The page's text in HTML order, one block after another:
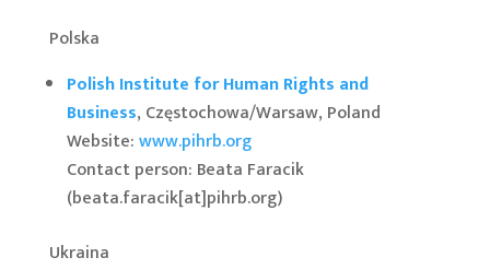
Polska
Polish Institute for Human Rights and
Business, Częstochowa/Warsaw, Poland
Website:www.pihrb.org
Contact person: Beata Faracik
(beata.faracik[at]pihrb.org)
Ukraina